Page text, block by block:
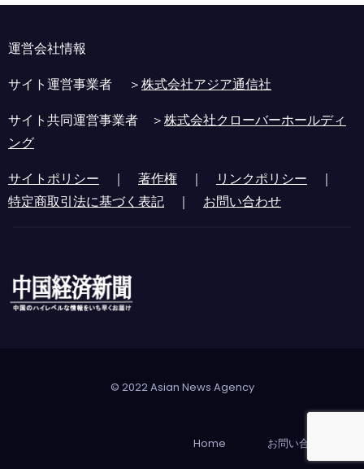
運営会社情報
サイト運営事業者 ＞株式会社アジア通信社
サイト共同運営事業者 ＞株式会社クローバーホールディ
ング
サイトポリシー ｜ 著作権 ｜ リンクポリシー ｜
特定商取引法に基づく表記 ｜ お問い合わせ
© 2022 Asian News Agency
Home お問い合わせ